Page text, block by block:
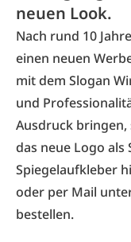
neuen Look.
Nach rund 10
einen neuen
mit dem Slogan
und
Ausdruck bringen,
das neue Logo
Spiegelaufkleber
oder per Mail
bestellen.